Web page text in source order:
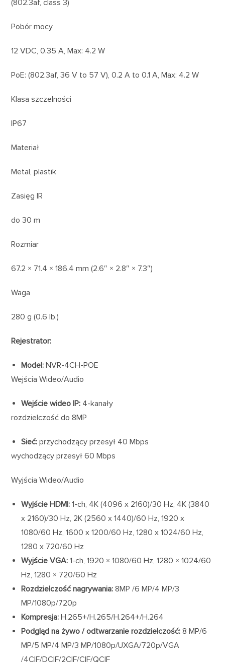
(802.3af, class 3)
Pobór mocy
12 VDC, 0.35 A, Max: 4.2 W
PoE: (802.3af, 36 V to 57 V), 0.2 A to 0.1 A, Max: 4.2 W
Klasa szczelności
IP67
Materiał
Metal, plastik
Zasięg IR
do 30 m
Rozmiar
67.2 × 71.4 × 186.4 mm (2.6″ × 2.8″ × 7.3″)
Waga
280 g (0.6 lb.)
Rejestrator:
Model: NVR-4CH-POE
Wejścia Wideo/Audio
Wejście wideo IP: 4-kanały
rozdzielczość do 8MP
Sieć: przychodzący przesył 40 Mbps
wychodzący przesył 60 Mbps
Wyjścia Wideo/Audio
Wyjście HDMI: 1-ch, 4K (4096 x 2160)/30 Hz, 4K (3840
x 2160)/30 Hz, 2K (2560 x 1440)/60 Hz, 1920 x
1080/60 Hz, 1600 x 1200/60 Hz, 1280 x 1024/60 Hz,
1280 x 720/60 Hz
Wyjście VGA: 1-ch, 1920 × 1080/60 Hz, 1280 × 1024/60
Hz, 1280 × 720/60 Hz
Rozdzielczość nagrywania: 8MP /6 MP/4 MP/3
MP/1080p/720p
Kompresja: H.265+/H.265/H.264+/H.264
Podgląd na żywo / odtwarzanie rozdzielczość: 8 MP/6
MP/5 MP/4 MP/3 MP/1080p/UXGA/720p/VGA
/4CIF/DCIF/2CIF/CIF/QCIF